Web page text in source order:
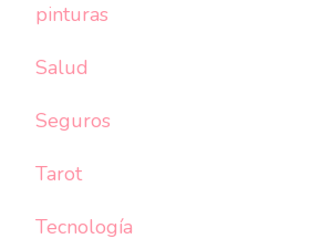
pinturas
Salud
Seguros
Tarot
Tecnología